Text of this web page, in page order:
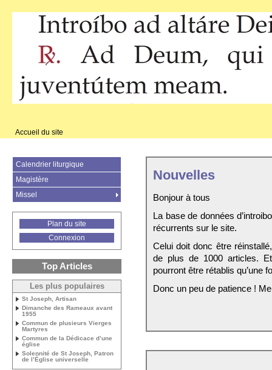
Accueil du site
Nouvelles
Bonjour à tous
La base de données
récurrents sur le site.
Celui doit donc être
de plus de 1000 articles.
pourront être rétablis qu’une
Donc un peu de patience !
Calendrier liturgique
Magistère
Missel
Plan du site
Connexion
Top Articles
Les plus populaires
St Joseph, Artisan
Dimanche des Rameaux avant
1955
Commun de plusieurs Vierges
Martyres
Commun de la Dédicace d’une
église
Solennité de St Joseph, Patron
de l’Église universelle